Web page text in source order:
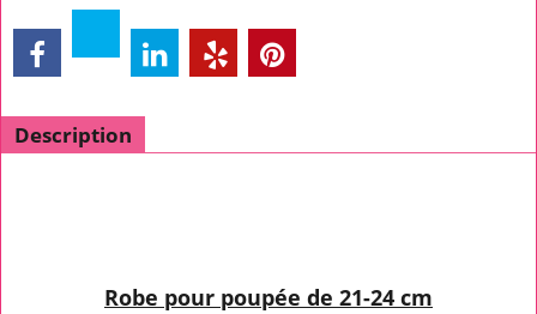
Description
Robe pour poupée de 21-24 cm